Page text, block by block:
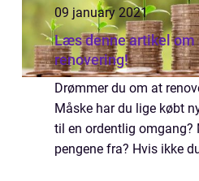
09 january 2021
Læs denne artikel om
renovering!
Drømmer du om at
Måske har du lige købt
til en ordentlig omgang?
pengene fra? Hvis ikke